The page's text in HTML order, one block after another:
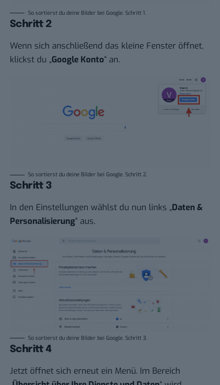
So sortierst du deine Bilder bei Google. Schritt 1.
Schritt 2
Wenn sich anschließend das kleine Fenster öffnet,
klickst du „Google Konto“ an.
So sortierst du deine Bilder bei Google. Schritt 2.
Schritt 3
In den Einstellungen wählst du nun links „Daten &
Personalisierung“ aus.
So sortierst du deine Bilder bei Google. Schritt 3.
Schritt 4
Jetzt öffnet sich erneut ein Menü. Im Bereich